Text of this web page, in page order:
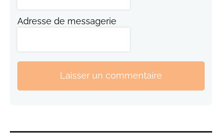
Adresse de messagerie
Laisser un commentaire